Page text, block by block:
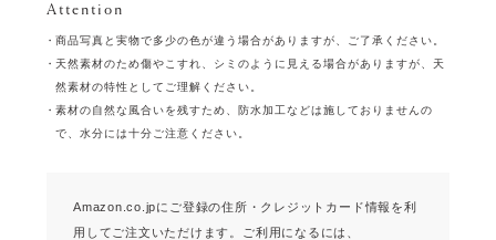
Attention
商品写真と実物で多少の色が違う場合がありますが、ご了承ください。
天然素材のため傷やこすれ、シミのように見える場合がありますが、天
然素材の特性としてご理解ください。
素材の自然な風合いを残すため、防水加工などは施しておりませんの
で、水分には十分ご注意ください。
Amazon.co.jpにご登録の住所・クレジットカード情報を利
用してご注文いただけます。
ご利用になるには、